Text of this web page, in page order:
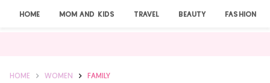
HOME MOM AND KIDS TRAVEL BEAUTY FASHION
HOME WOMEN FAMILY